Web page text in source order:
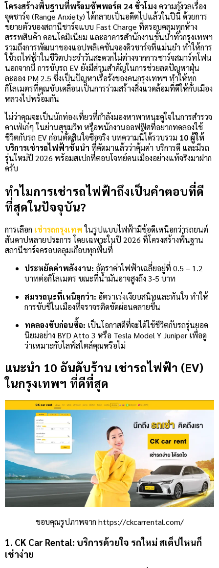
โครงสร้างพื้นฐานที่พร้อมซัพพอร์ต 24 ชั่วโมง ความกังวลเรื่อง
จุดชาร์จ (Range Anxiety) ได้กลายเป็นอดีตไปแล้วในปีนี้ ด้วยการ
ขยายตัวของสถานีชาร์จแบบ Fast Charge ที่ครอบคลุมทุกห้าง
สรรพสินค้า คอนโดมิเนียม และอาคารสำนักงานชั้นนำทั่วกรุงเทพฯ
รวมถึงการพัฒนาของแอปพลิเคชันจองคิวชาร์จที่แม่นยำ ทำให้การ
ใช้รถไฟฟ้าในชีวิตประจำวันสะดวกไม่ต่างจากการชาร์จสมาร์ทโฟน
นอกจากนี้ การขับรถ EV ยังมีส่วนสำคัญในการช่วยลดปัญหาฝุ่น
ละออง PM 2.5 ซึ่งเป็นปัญหาเรื้อรังของคนกรุงเทพฯ ทำให้ทุก
กิโลเมตรที่คุณขับเคลื่อนเป็นการร่วมสร้างสิ่งแวดล้อมที่ดีให้กับเมือง
หลวงไปพร้อมกัน
ไม่ว่าคุณจะเป็นนักท่องเที่ยวที่กำลังมองหาพาหนะคู่ใจในการสำรวจ
คาเฟ่เก๋ๆ ในย่านสุขุมวิท หรือพนักงานออฟฟิศที่อยากทดลองใช้
ชีวิตกับรถ EV ก่อนตัดสินใจซื้อจริง บทความนี้ได้รวบรวม 10 ผู้ให้
บริการเช่ารถไฟฟ้าชั้นนำ ที่คัดมาแล้วว่าคุ้มค่า บริการดี และมีรถ
รุ่นใหม่ปี 2026 พร้อมสเปกที่ตอบโจทย์คนเมืองอย่างแท้จริงมาฝาก
ครับ
ทำไมการเช่ารถไฟฟ้าถึงเป็นคำตอบที่ดี
ที่สุดในปัจจุบัน?
การเลือก เช่ารถกรุงเทพในรูปแบบไฟฟ้ามีข้อดีเหนือกว่ารถยนต์
สันดาปหลายประการ โดยเฉพาะในปี 2026 ที่โครงสร้างพื้นฐาน
สถานีชาร์จครอบคลุมเกือบทุกพื้นที่
ประหยัดค่าพลังงาน: อัตราค่าไฟฟ้าเฉลี่ยอยู่ที่ 0.5 – 1.2
บาทต่อกิโลเมตร ขณะที่น้ำมันอาจสูงถึง 3-5 บาท
สมรรถนะที่เหนือกว่า: อัตราเร่งเงียบสนิทและทันใจ ทำให้
การขับขี่ในเมืองที่จราจรติดขัดผ่อนคลายขึ้น
ทดลองขับก่อนซื้อ: เป็นโอกาสดีที่จะได้ใช้ชีวิตกับรถรุ่นยอด
นิยมอย่าง BYD Atto 3 หรือ Tesla Model Y Juniper เพื่อดู
ว่าเหมาะกับไลฟ์สไตล์คุณหรือไม่
แนะนำ 10 อันดับร้าน เช่ารถไฟฟ้า (EV)
ในกรุงเทพฯ ที่ดีที่สุด
ขอบคุณรูปภาพจาก https://ckcarrental.com/
1. CK Car Rental: บริการด้วยใจ รถใหม่ สเต็ปไหนก็
เช่าง่าย